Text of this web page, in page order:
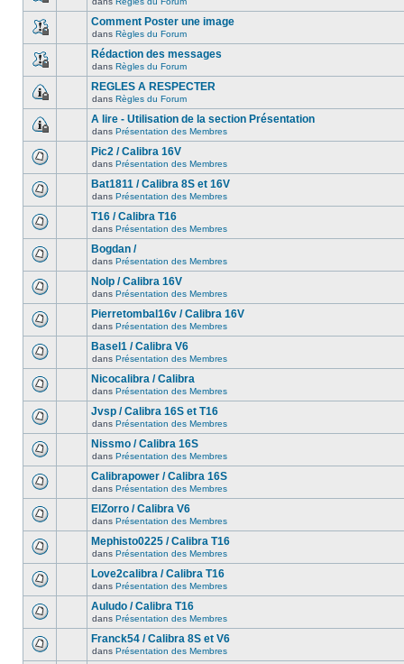
Comment Poster une image
dans Règles du Forum
Rédaction des messages
dans Règles du Forum
REGLES A RESPECTER
dans Règles du Forum
A lire - Utilisation de la section Présentation
dans Présentation des Membres
Pic2 / Calibra 16V
dans Présentation des Membres
Bat1811 / Calibra 8S et 16V
dans Présentation des Membres
T16 / Calibra T16
dans Présentation des Membres
Bogdan /
dans Présentation des Membres
Nolp / Calibra 16V
dans Présentation des Membres
Pierretombal16v / Calibra 16V
dans Présentation des Membres
Basel1 / Calibra V6
dans Présentation des Membres
Nicocalibra / Calibra
dans Présentation des Membres
Jvsp / Calibra 16S et T16
dans Présentation des Membres
Nissmo / Calibra 16S
dans Présentation des Membres
Calibrapower / Calibra 16S
dans Présentation des Membres
ElZorro / Calibra V6
dans Présentation des Membres
Mephisto0225 / Calibra T16
dans Présentation des Membres
Love2calibra / Calibra T16
dans Présentation des Membres
Auludo / Calibra T16
dans Présentation des Membres
Franck54 / Calibra 8S et V6
dans Présentation des Membres